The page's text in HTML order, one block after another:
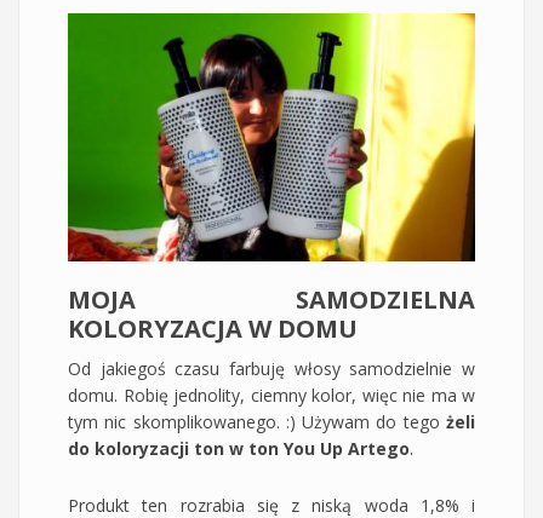
MOJA SAMODZIELNA
KOLORYZACJA W DOMU
Od jakiegoś czasu farbuję włosy samodzielnie w
domu. Robię jednolity, ciemny kolor, więc nie ma w
tym nic skomplikowanego. :) Używam do tego żeli
do koloryzacji ton w ton You Up Artego.
Produkt ten rozrabia się z niską woda 1,8% i